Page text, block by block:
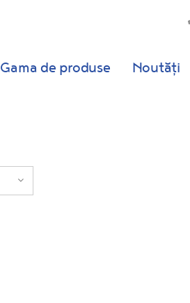
Gama de produse Noutăți